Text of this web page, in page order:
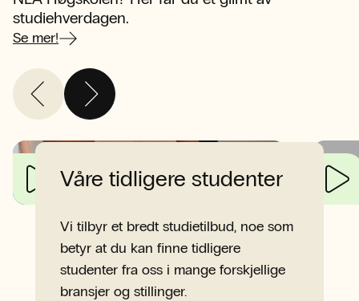
studiehverdagen.
Se mer!
Våre tidligere studenter
Vi tilbyr et bredt studietilbud, noe som
betyr at du kan finne tidligere
studenter fra oss i mange forskjellige
bransjer og stillinger.